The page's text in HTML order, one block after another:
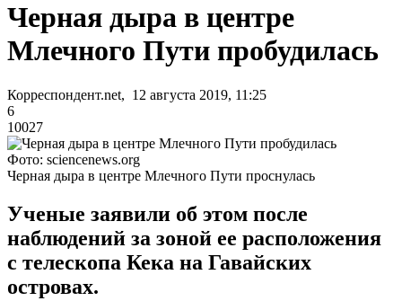
Черная дыра в центре
Млечного Пути пробудилась
Корреспондент.net, 12 августа 2019, 11:25
6
10027
Фото: sciencenews.org
Черная дыра в центре Млечного Пути проснулась
Ученые заявили об этом после
наблюдений за зоной ее расположения
с телескопа Кека на Гавайских
островах.